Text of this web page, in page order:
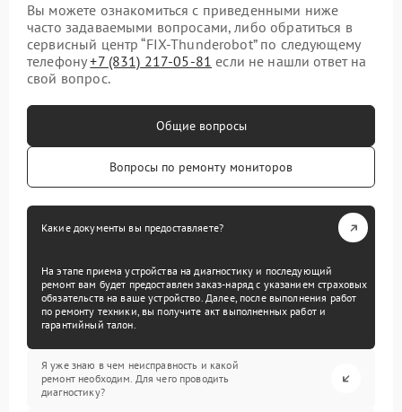
Вы можете ознакомиться с приведенными ниже
часто задаваемыми вопросами, либо обратиться в
сервисный центр “FIX-Thunderobot” по следующему
телефону+7 (831) 217-05-81 если не нашли ответ на
свой вопрос.
Общие вопросы
Вопросы по ремонту мониторов
Какие документы вы предоставляете?
На этапе приема устройства на диагностику и последующий
ремонт вам будет предоставлен заказ-наряд с указанием страховых
обязательств на ваше устройство. Далее, после выполнения работ
по ремонту техники, вы получите акт выполненных работ и
гарантийный талон.
Я уже знаю в чем неисправность и какой
ремонт необходим. Для чего проводить
диагностику?